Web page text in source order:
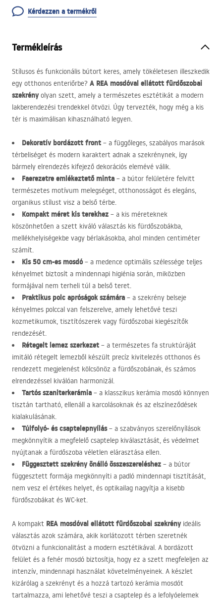
Kérdezzen a termékről
Termékleírás
Stílusos és funkcionális bútort keres, amely tökéletesen illeszkedik
egy otthonos enteriőrbe? A REA mosdóval ellátott fürdőszobai
szekrényolyan szett, amely a természetes esztétikát a modern
lakberendezési trendekkel ötvözi. Úgy tervezték, hogy még a kis
tér is maximálisan kihasználható legyen.
Dekoratív bordázott front – a függőleges, szabályos marások
térbeliséget és modern karaktert adnak a szekrénynek, így
bármely elrendezés kifejező dekorációs elemévé válik.
Faerezetre emlékeztető minta – a bútor felületére felvitt
természetes motívum melegséget, otthonosságot és elegáns,
organikus stílust visz a belső térbe.
Kompakt méret kis terekhez – a kis méreteknek
köszönhetően a szett kiváló választás kis fürdőszobákba,
mellékhelyiségekbe vagy bérlakásokba, ahol minden centiméter
számít.
Kis 50 cm-es mosdó– a medence optimális szélessége teljes
kényelmet biztosít a mindennapi higiénia során, miközben
formájával nem terheli túl a belső teret.
Praktikus polc apróságok számára – a szekrény belseje
kényelmes polccal van felszerelve, amely lehetővé teszi
kozmetikumok, tisztítószerek vagy fürdőszobai kiegészítők
rendezését.
Rétegelt lemez szerkezet – a természetes fa struktúráját
imitáló rétegelt lemezből készült precíz kivitelezés otthonos és
rendezett megjelenést kölcsönöz a fürdőszobának, és számos
elrendezéssel kiválóan harmonizál.
Tartós szaniterkerámia – a klasszikus kerámia mosdó könnyen
tisztán tartható, ellenáll a karcolásoknak és az elszíneződések
kialakulásának.
Túlfolyó- és csaptelepnyílás– a szabványos szerelőnyílások
megkönnyítik a megfelelő csaptelep kiválasztását, és védelmet
nyújtanak a fürdőszoba véletlen elárasztása ellen.
Függesztett szekrény önálló összeszereléshez – a bútor
függesztett formája megkönnyíti a padló mindennapi tisztítását,
nem vesz el értékes helyet, és optikailag nagyítja a kisebb
fürdőszobákat és WC-ket.
A kompakt REA mosdóval ellátott fürdőszobai szekrényideális
választás azok számára, akik korlátozott térben szeretnék
ötvözni a funkcionalitást a modern esztétikával. A bordázott
felület és a fehér mosdó biztosítja, hogy ez a szett megfeleljen az
intenzív, mindennapi használat követelményeinek. A készlet
kizárólag a szekrényt és a hozzá tartozó kerámia mosdót
tartalmazza, ami lehetővé teszi a csaptelep és a lefolyóelemek